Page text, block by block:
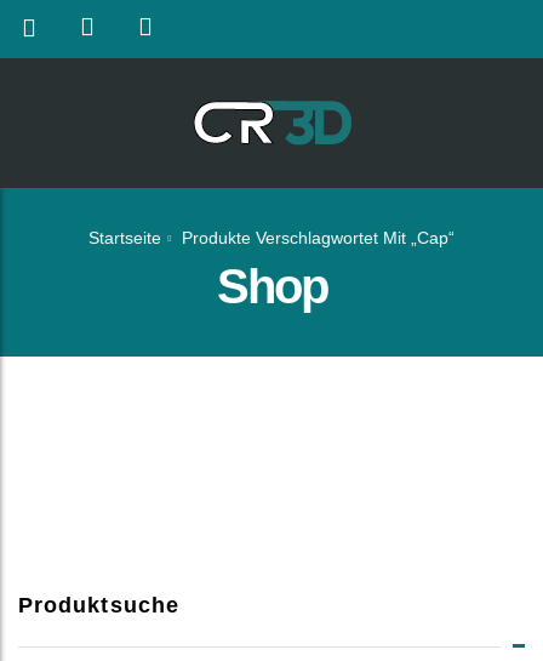
Startseite Produkte Verschlagwortet Mit „Cap“
Shop
Produktsuche